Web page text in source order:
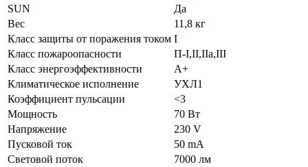
SUN
Да
Вес
11,8 кг
Класс защиты от поражения током I
Класс пожароопасности
П-I,II,IIa,ІІІ
Класс энергоэффективности
A+
Климатическое исполнение
УХЛ1
Коэффициент пульсации
<3
Мощность
70 Вт
Напряжение
230 V
Пусковой ток
50 mA
Световой поток
7000 лм